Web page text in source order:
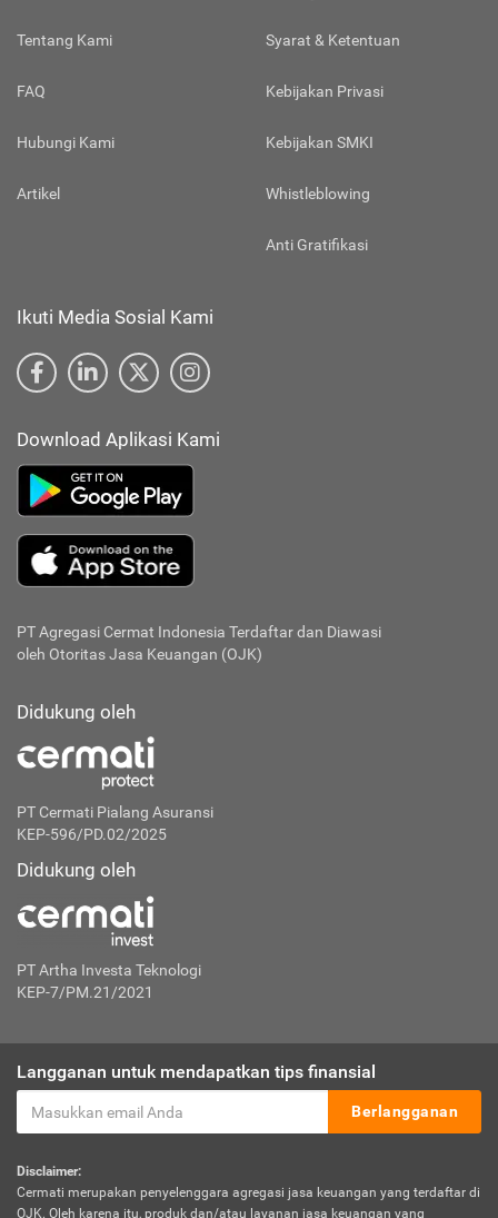
Tentang Kami
FAQ
Hubungi Kami
Artikel
Syarat & Ketentuan
Kebijakan Privasi
Kebijakan SMKI
Whistleblowing
Anti Gratifikasi
Ikuti Media Sosial Kami
Download Aplikasi Kami
PT Agregasi Cermat Indonesia Terdaftar dan Diawasi
oleh Otoritas Jasa Keuangan (OJK)
Didukung oleh
PT Cermati Pialang Asuransi
KEP-596/PD.02/2025
Didukung oleh
PT Artha Investa Teknologi
KEP-7/PM.21/2021
Langganan untuk mendapatkan tips finansial
Berlangganan
Disclaimer:
Cermati merupakan penyelenggara agregasi jasa keuangan yang terdaftar di
OJK. Oleh karena itu, produk dan/atau layanan jasa keuangan yang